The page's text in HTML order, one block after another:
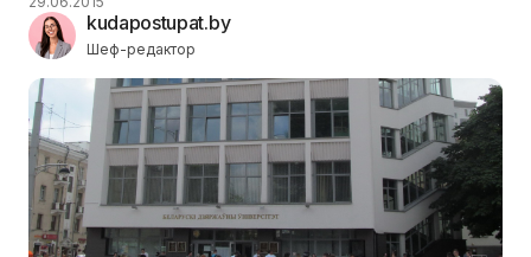
kudapostupat.by
Шеф-редактор